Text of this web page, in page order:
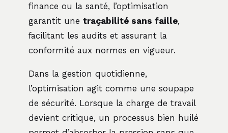
finance ou la santé, l’optimisation
garantit une traçabilité sans faille,
facilitant les audits et assurant la
conformité aux normes en vigueur.
Dans la gestion quotidienne,
l’optimisation agit comme une soupape
de sécurité. Lorsque la charge de travail
devient critique, un processus bien huilé